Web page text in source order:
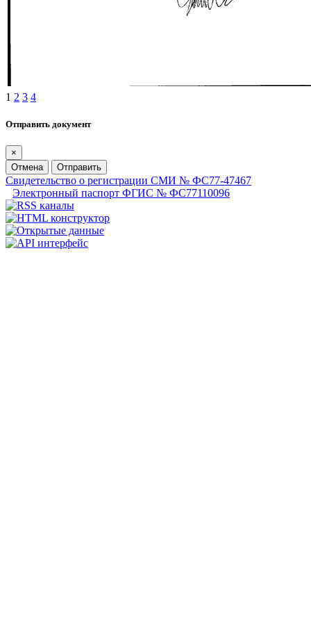
1 2 3 4
Отправить документ
×
Отмена
Отправить
Свидетельство о регистрации СМИ № ФС77-47467
Электронный паспорт ФГИС № ФС77110096